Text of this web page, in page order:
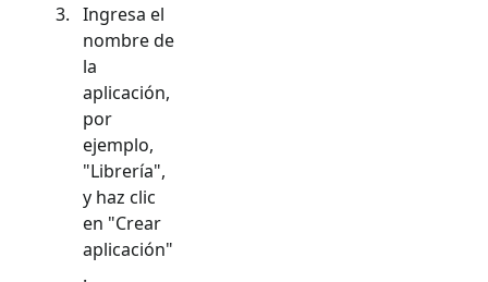
Ingresa el
nombre de
la
aplicación,
por
ejemplo,
"Librería",
y haz clic
en "Crear
aplicación"
.